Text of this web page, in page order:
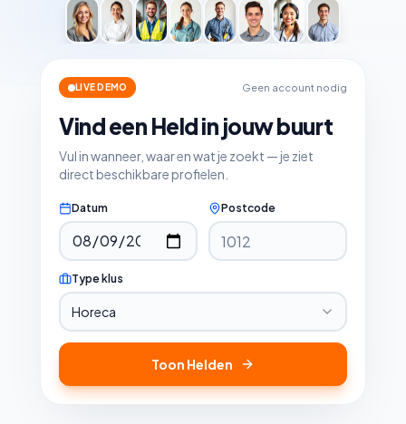
LIVE DEMO Geen account nodig
Vind een Held in jouw buurt
Vul in wanneer, waar en wat je zoekt — je ziet
direct beschikbare profielen.
Datum Postcode
Type klus
Horeca
Toon Helden